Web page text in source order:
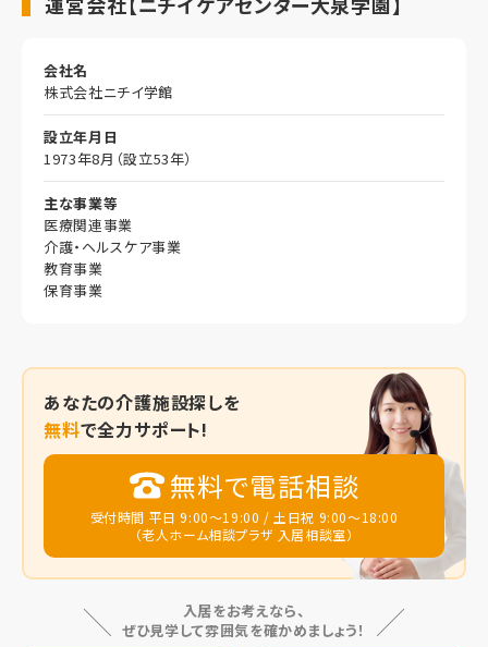
会社名
株式会社ニチイ学館
設立年月日
1973年8月（設立53年）
主な事業等
医療関連事業
介護・ヘルスケア事業
教育事業
保育事業
あなたの介護施設探しを
無料で全力サポート!
無料で電話相談
受付時間 平日 9:00～19:00 / 土日祝 9:00～18:00
（老人ホーム相談プラザ 入居相談室）
入居をお考えなら、
ぜひ見学して雰囲気を確かめましょう！